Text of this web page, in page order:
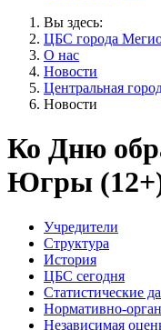
Вы здесь:
ЦБС города
О нас
Новости
Центральная
Новости
Ко Дню
Югры
Учредители
Структура
История
ЦБС сегодня
Статистические
Нормативно-
Независимая